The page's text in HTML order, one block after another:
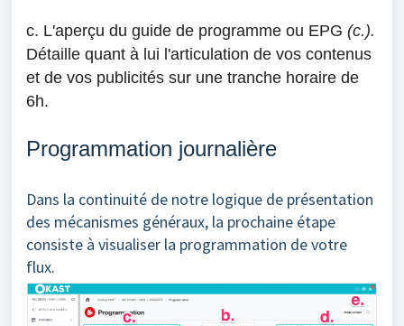
c. L'aperçu du guide de programme ou EPG (c.).
Détaille quant à lui l'articulation de vos contenus
et de vos publicités sur une tranche horaire de
6h.
Programmation journalière
Dans la continuité de notre logique de présentation
des mécanismes généraux, la prochaine étape
consiste à visualiser la programmation de votre
flux.